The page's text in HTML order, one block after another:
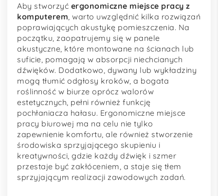
Aby stworzyć ergonomiczne miejsce pracy z
komputerem , warto uwzględnić kilka rozwiązań
poprawiających akustykę pomieszczenia. Na
początku, zaopatrujemy się w panele
akustyczne, które montowane na ścianach lub
suficie, pomagają w absorpcji niechcianych
dźwięków. Dodatkowo, dywany lub wykładziny
mogą tłumić odgłosy kroków, a bogata
roślinność w biurze oprócz walorów
estetycznych, pełni również funkcję
pochłaniacza hałasu. Ergonomiczne miejsce
pracy biurowej ma na celu nie tylko
zapewnienie komfortu, ale również stworzenie
środowiska sprzyjającego skupieniu i
kreatywności, gdzie każdy dźwięk i szmer
przestaje być zakłóceniem, a staje się tłem
sprzyjającym realizacji zawodowych zadań.